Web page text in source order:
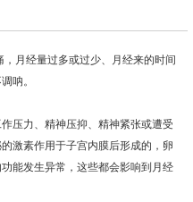
月经量过多或过少、月经来的时间
呐。
压力、精神压抑、精神紧张或遭受
激素作用于子宫内膜后形成的，卵
能发生异常，这些都会影响到月经